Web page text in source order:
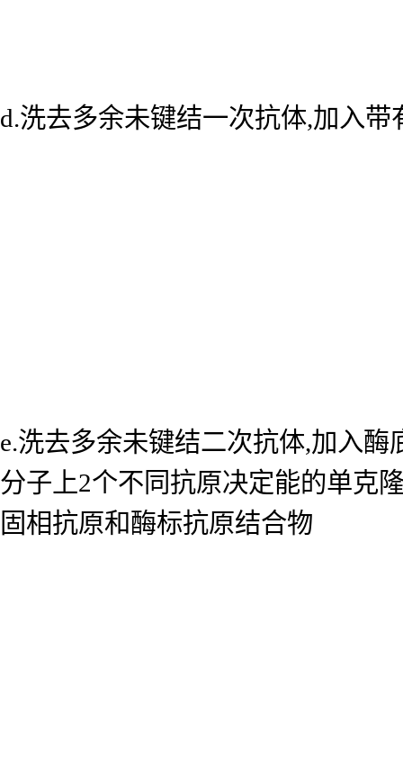
d.洗去多余未键结一次抗体,加入
e.洗去多余未键结二次抗体,加入
分子上2个不同抗原决定能的单克
固相抗原和酶标抗原结合物